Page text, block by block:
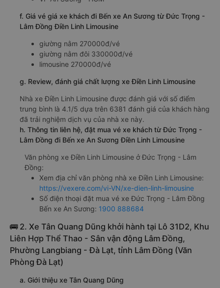
f. Giá vé giá xe khách đi Bến xe An Sương từ Đức Trọng -
Lâm Đồng Điền Linh Limousine
giường nằm 270000đ/vé
giường nằm đôi 330000đ/vé
limousine 270000đ/vé
g. Review, đánh giá chất lượng xe Điền Linh Limousine
Nhà xe Điền Linh Limousine được đánh giá với số điểm
trung bình là 4.1/5 dựa trên 6381 đánh giá của khách hàng
đã trải nghiệm dịch vụ của nhà xe này.
h. Thông tin liên hệ, đặt mua vé xe khách từ Đức Trọng -
Lâm Đồng đi Bến xe An Sương Điền Linh Limousine
Văn phòng xe Điền Linh Limousine ở Đức Trọng - Lâm
Đồng:
Xem địa chỉ văn phòng nhà xe Điền Linh Limousine:
https://vexere.com/vi-VN/xe-dien-linh-limousine
Số điện thoại đặt mua vé xe Đức Trọng - Lâm Đồng
Bến xe An Sương: 1900 888684
🚌 2. Xe Tân Quang Dũng khởi hành tại Lô 31D2, Khu
Liên Hợp Thể Thao - Sân vận động Lâm Đồng,
Phường Langbiang - Đà Lạt, tỉnh Lâm Đồng (Văn
Phòng Đà Lạt)
a. Giới thiệu xe Tân Quang Dũng